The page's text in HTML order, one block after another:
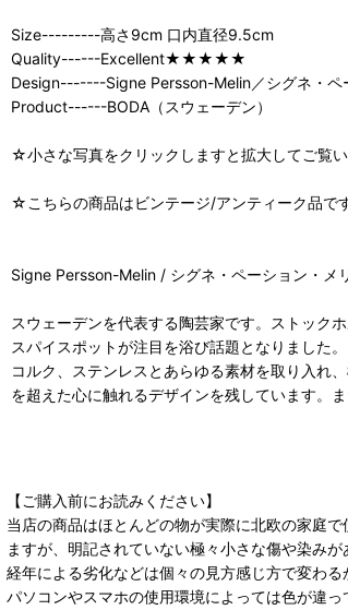
Size---------高さ9cm 口内直径9.5cm
Quality------Excellent★★★★★
Design-------Signe Persson-Melin／シグネ・ペ
Product------BODA（スウェーデン）
☆小さな写真をクリックしますと拡大してご覧い
☆こちらの商品はビンテージ/アンティーク品です
Signe Persson-Melin / シグネ・ペーション・メ
スウェーデンを代表する陶芸家です。ストック
スパイスポットが注目を浴び話題となりました
コルク、ステンレスとあらゆる素材を取り入
を超えた心に触れるデザインを残しています。
【ご購入前にお読みください】
当店の商品はほとんどの物が実際に北欧の家庭
ますが、明記されていない極々小さな傷や染み
経年による劣化などは個々の見方感じ方で変わ
パソコンやスマホの使用環境によっては色が違